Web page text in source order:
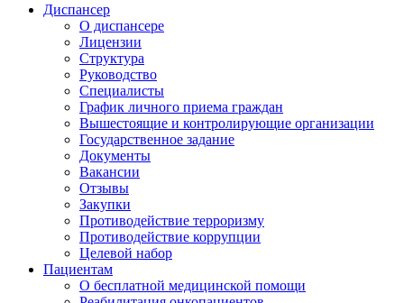
Диспансер
О диспансере
Лицензии
Структура
Руководство
Специалисты
График личного приема граждан
Вышестоящие и контролирующие организации
Государственное задание
Документы
Вакансии
Отзывы
Закупки
Противодействие терроризму
Противодействие коррупции
Целевой набор
Пациентам
О бесплатной медицинской помощи